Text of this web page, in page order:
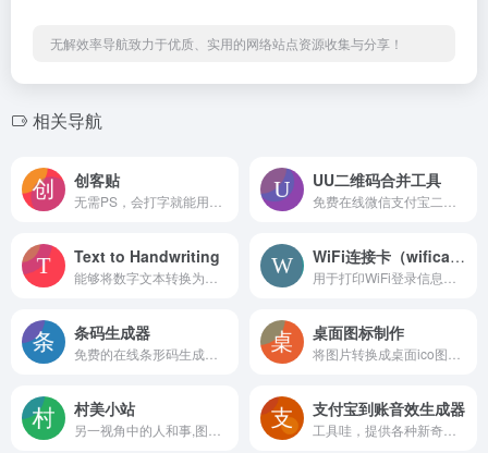
无解效率导航致力于优质、实用的网络站点资源收集与分享！
相关导航
创客贴 UU二维码合并工具
Text to Handwriting WiFi连接卡（wificard）
条码生成器 桌面图标制作
村美小站 支付宝到账音效生成器